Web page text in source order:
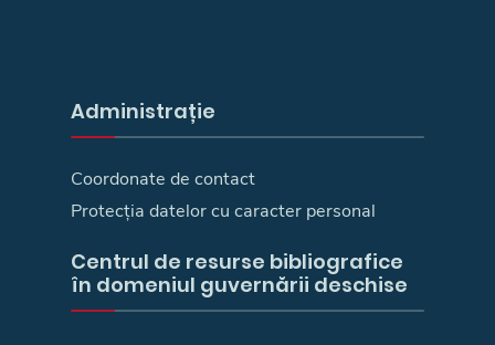
Administrație
Coordonate de contact
Protecția datelor cu caracter personal
Centrul de resurse bibliografice
în domeniul guvernării deschise